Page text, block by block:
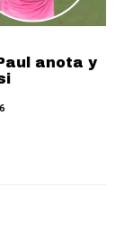
anota y